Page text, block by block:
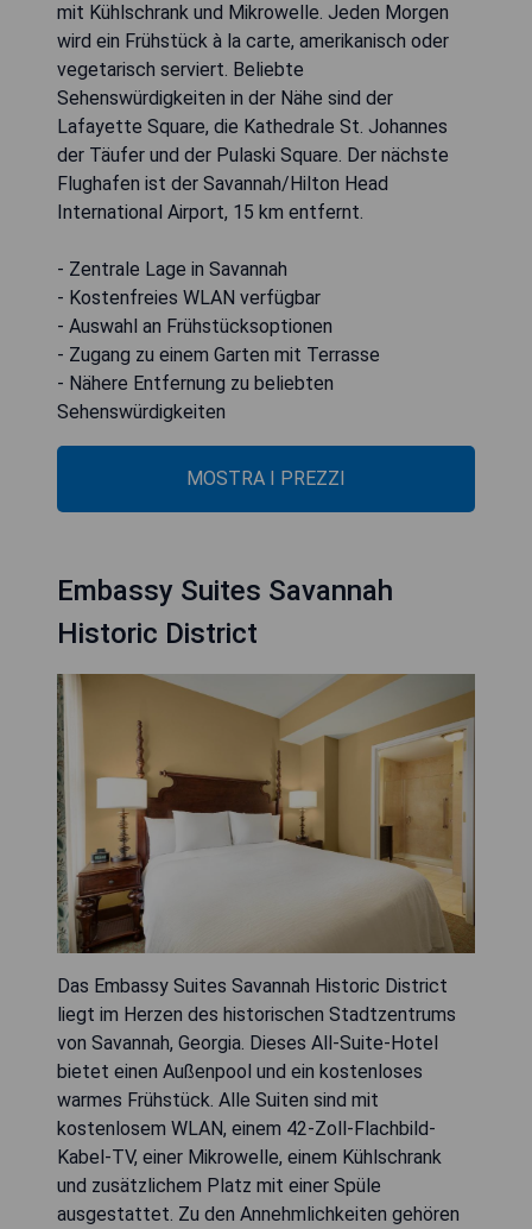
mit Kühlschrank und Mikrowelle. Jeden Morgen
wird ein Frühstück à la carte, amerikanisch oder
vegetarisch serviert. Beliebte
Sehenswürdigkeiten in der Nähe sind der
Lafayette Square, die Kathedrale St. Johannes
der Täufer und der Pulaski Square. Der nächste
Flughafen ist der Savannah/Hilton Head
International Airport, 15 km entfernt.
- Zentrale Lage in Savannah
- Kostenfreies WLAN verfügbar
- Auswahl an Frühstücksoptionen
- Zugang zu einem Garten mit Terrasse
- Nähere Entfernung zu beliebten
Sehenswürdigkeiten
MOSTRA I PREZZI
Embassy Suites Savannah
Historic District
Das Embassy Suites Savannah Historic District
liegt im Herzen des historischen Stadtzentrums
von Savannah, Georgia. Dieses All-Suite-Hotel
bietet einen Außenpool und ein kostenloses
warmes Frühstück. Alle Suiten sind mit
kostenlosem WLAN, einem 42-Zoll-Flachbild-
Kabel-TV, einer Mikrowelle, einem Kühlschrank
und zusätzlichem Platz mit einer Spüle
ausgestattet. Zu den Annehmlichkeiten gehören